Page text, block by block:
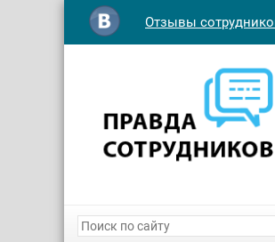
Отзывы